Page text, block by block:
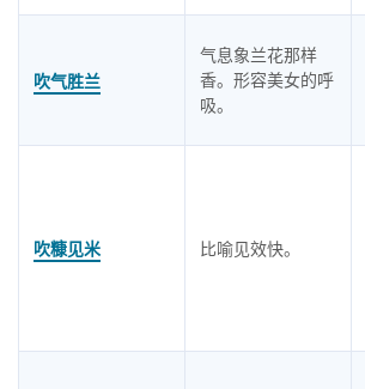
吹气胜兰
气息象兰花那样
香。形容美女的呼
吸。
吹糠见米 比喻见效快。